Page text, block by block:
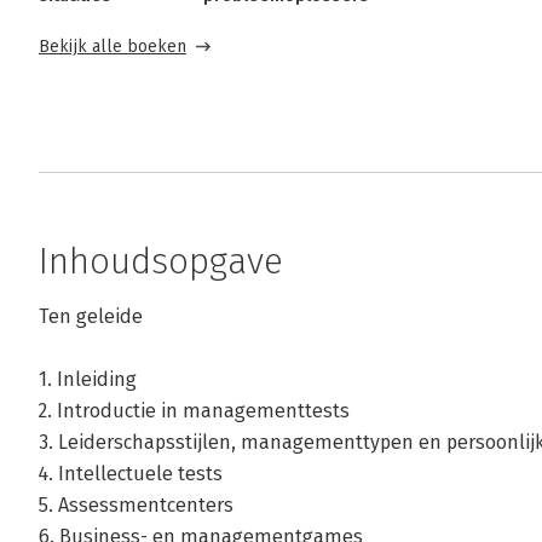
Bekijk alle boeken
Inhoudsopgave
Ten geleide
1. Inleiding
2. Introductie in managementtests
3. Leiderschapsstijlen, managementtypen en
4. Intellectuele tests
5. Assessmentcenters
6. Business- en managementgames